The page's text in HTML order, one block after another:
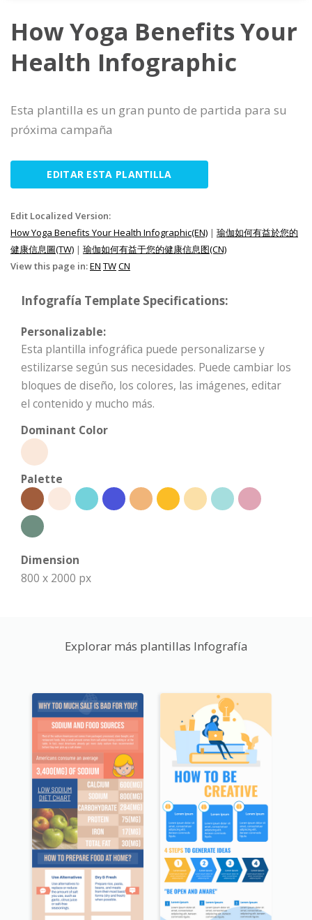
How Yoga Benefits Your
Health Infographic
Esta plantilla es un gran punto de partida para su
próxima campaña
EDITAR ESTA PLANTILLA
Edit Localized Version:
How Yoga Benefits Your Health Infographic(EN) | 瑜伽如何有益於您的
健康信息圖(TW) | 瑜伽如何有益于您的健康信息图(CN)
View this page in:EN TWCN
Infografía Template Specifications:
Personalizable:
Esta plantilla infográfica puede personalizarse y
estilizarse según sus necesidades. Puede cambiar los
bloques de diseño, los colores, las imágenes, editar
el contenido y mucho más.
Dominant Color
Palette
Dimension
800 x 2000 px
Explorar más plantillas Infografía